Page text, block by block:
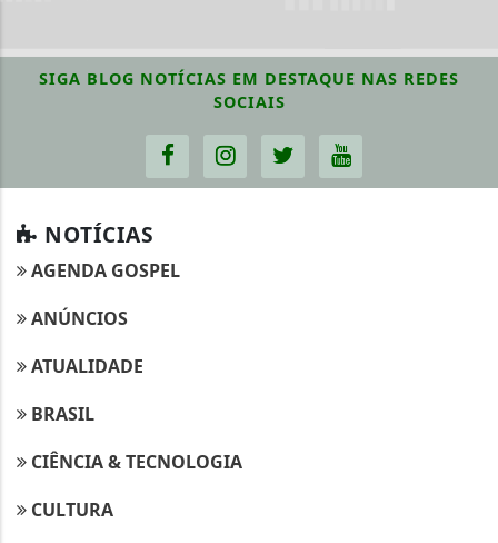
SIGA BLOG NOTÍCIAS EM DESTAQUE NAS REDES
SOCIAIS
NOTÍCIAS
AGENDA GOSPEL
ANÚNCIOS
ATUALIDADE
BRASIL
CIÊNCIA & TECNOLOGIA
CULTURA